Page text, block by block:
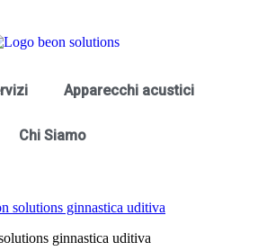
Apparecchi acustici
Chi Siamo
ginnastica uditiva